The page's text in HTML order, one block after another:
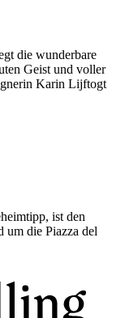
die wunderbare
Geist und voller
Karin Lijftogt
ist den
um die Piazza del